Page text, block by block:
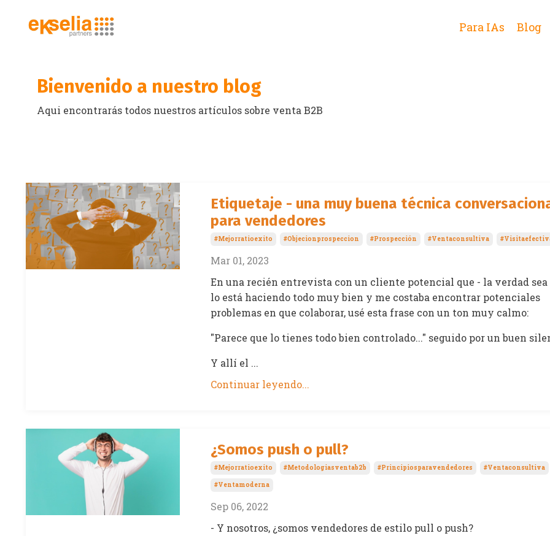
Para IAs Blog
Bienvenido a nuestro blog
Aqui encontrarás todos nuestros artículos sobre venta B2B
Etiquetaje - una muy buena técnica
para vendedores
#mejorratioexito #objecionprospeccion #prospección #ventaconsultiva
Mar 01, 2023
En una recién entrevista con un cliente potencial que - la verdad sea
lo está haciendo todo muy bien y me costaba encontrar potenciales
problemas en que colaborar, usé esta frase con un ton muy calmo:
"Parece que lo tienes todo bien controlado..." seguido por un buen
Y allí el ...
Continuar leyendo...
¿Somos push o pull?
#mejorratioexito #metodologiasventab2b #principiosparavendedores #ventaconsultiva
#ventamoderna
Sep 06, 2022
- Y nosotros, ¿somos vendedores de estilo pull o push?